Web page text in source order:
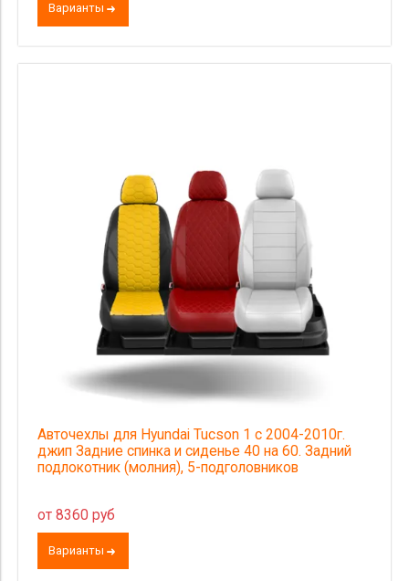
Варианты
Авточехлы для Hyundai Tucson 1 с 2004-2010г.
джип Задние спинка и сиденье 40 на 60. Задний
подлокотник (молния), 5-подголовников
от 8360 руб
Варианты